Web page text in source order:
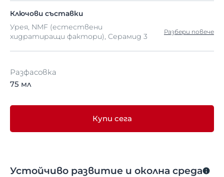
Ключови съставки
Урея, NMF (естествени
хидратиращи фактори), Cерамид 3
Разбери повече
Разфасовка
75 мл
Купи сега
Устойчиво развитие и околна среда